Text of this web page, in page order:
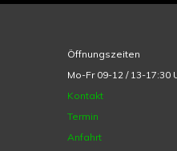
Öffnungszeiten
Mo-Fr 09-12 / 13-17:30
Kontakt
Termin
Anfahrt